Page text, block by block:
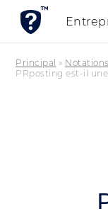
Principal » Notations
PRposting est-il